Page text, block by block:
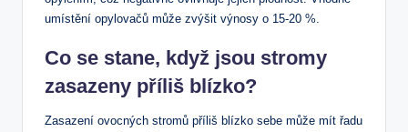
umístění opylovačů může zvýšit výnosy o 15-20 %.
Co se stane, když jsou stromy
zasazeny příliš blízko?
Zasazení ovocných stromů příliš blízko sebe může mít řadu